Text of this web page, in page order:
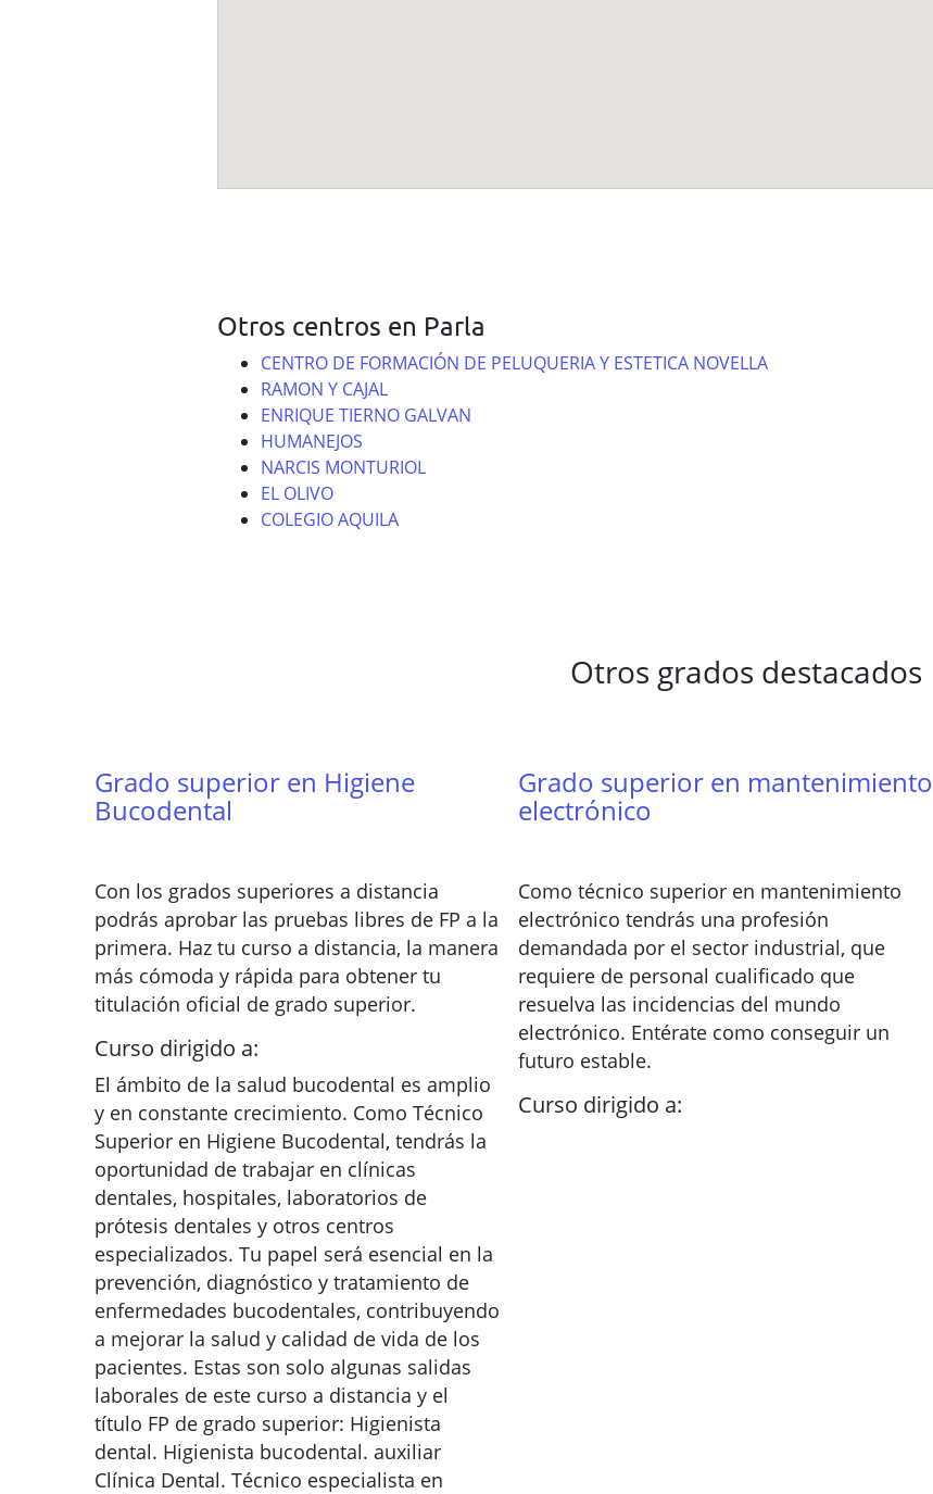
Otros centros en Parla
CENTRO DE FORMACIÓN DE PELUQUERIA Y ESTETICA NOVELLA
RAMON Y CAJAL
ENRIQUE TIERNO GALVAN
HUMANEJOS
NARCIS MONTURIOL
EL OLIVO
COLEGIO AQUILA
Otros grados destacados
Grado superior en Higiene
Bucodental
Con los grados superiores a distancia
podrás aprobar las pruebas libres de FP a la
primera. Haz tu curso a distancia, la manera
más cómoda y rápida para obtener tu
titulación oficial de grado superior.
Curso dirigido a:
El ámbito de la salud bucodental es amplio
y en constante crecimiento. Como Técnico
Superior en Higiene Bucodental, tendrás la
oportunidad de trabajar en clínicas
dentales, hospitales, laboratorios de
prótesis dentales y otros centros
especializados. Tu papel será esencial en la
prevención, diagnóstico y tratamiento de
enfermedades bucodentales, contribuyendo
a mejorar la salud y calidad de vida de los
pacientes. Estas son solo algunas salidas
laborales de este curso a distancia y el
título FP de grado superior: Higienista
dental. Higienista bucodental. auxiliar
Clínica Dental. Técnico especialista en
Grado superior en mantenimiento
electrónico
Como técnico superior en mantenimiento
electrónico tendrás una profesión
demandada por el sector industrial, que
requiere de personal cualificado que
resuelva las incidencias del mundo
electrónico. Entérate como conseguir un
futuro estable.
Curso dirigido a: